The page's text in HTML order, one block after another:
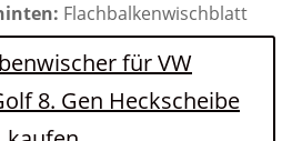
Flachbalkenwischblatt
für VW
8. Gen Heckscheibe